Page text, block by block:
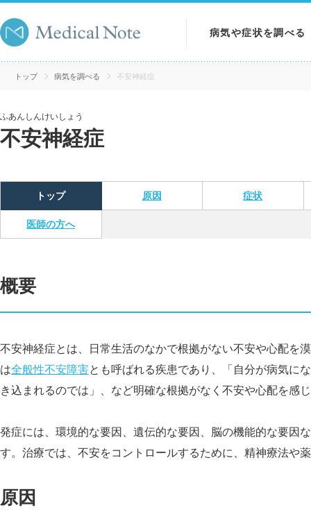
病気や症状を調べる
病気を調べる
トップ 病気を調べる 不安神経症
ふあんしんけいしょう
不安神経症
トップ 原因 症状
医師の方へ
概要
不安神経症とは、日常生活のなかで根拠がない不安や心配を
は全般性不安障害とも呼ばれる疾患であり、「自分が病気に
き込まれるのでは」、など明確な根拠がなく不安や心配を感
発症には、環境的な要因、遺伝的な要因、脳の機能的な要因
す。治療では、不安をコントロールするために、精神療法や
原因